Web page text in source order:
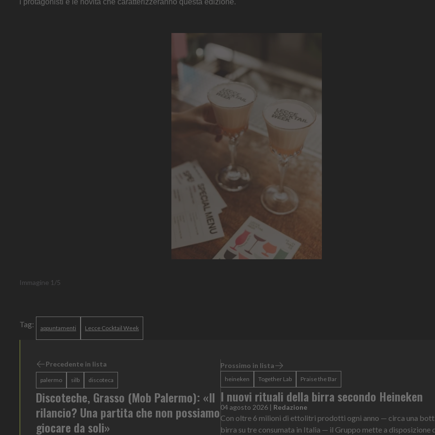
Immagine 1 /5
Tag: appuntamenti Lecce Cocktail Week
Precedente in lista
palermo silb discoteca
Discoteche, Grasso (Mob Palermo): «Il
rilancio? Una partita che non possiamo
giocare da soli»
Prossimo in lista
heineken Together Lab Praise the Bar
I nuovi rituali della birra secondo Heineken
04 agosto 2026 | Redazione
Con oltre 6 milioni di ettolitri prodotti ogni anno — circa una
birra su tre consumata in Italia — il Gruppo mette a disposizione